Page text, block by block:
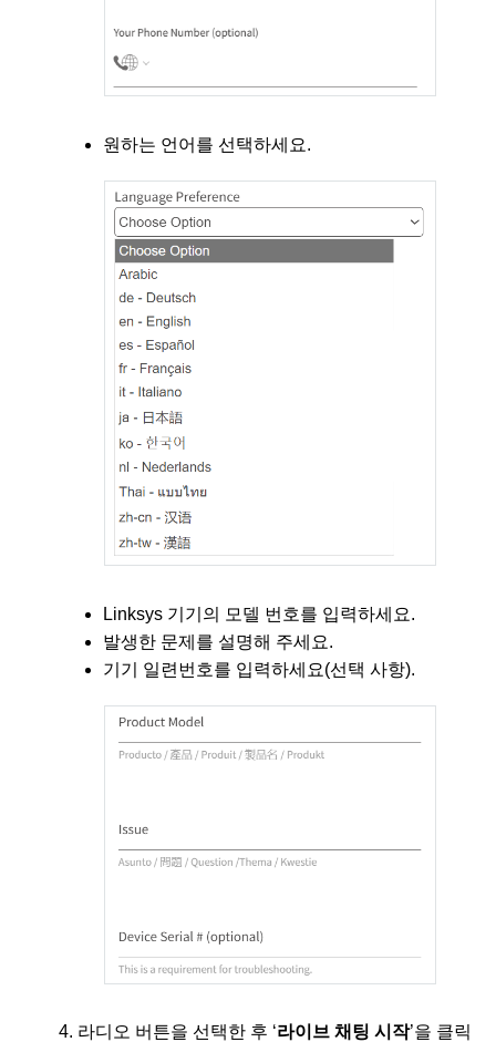
원하는 언어를 선택하세요.
Linksys 기기의 모델 번호를 입력하세요.
발생한 문제를 설명해 주세요.
기기 일련번호를 입력하세요(선택 사항).
4. 라디오 버튼을 선택한 후 ‘라이브 채팅 시작’을 클릭